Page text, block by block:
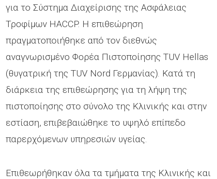
για το Σύστημα Διαχείρισης της Ασφάλειας
Τροφίμων HACCP. Η επιθεώρηση
πραγματοποιήθηκε από τον διεθνώς
αναγνωρισμένο Φορέα Πιστοποίησης TUV Hellas
(θυγατρική της TUV Nord Γερμανίας). Κατά τη
διάρκεια της επιθεώρησης για τη λήψη της
πιστοποίησης στο σύνολο της Κλινικής και στην
εστίαση, επιβεβαιώθηκε το υψηλό επίπεδο
παρερχόμενων υπηρεσιών υγείας.
Επιθεωρήθηκαν όλα τα τμήματα της Κλινικής και